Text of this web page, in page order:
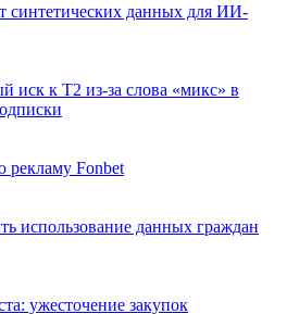
синтетических данных для ИИ-
иск к Т2 из-за слова «микс» в
Fonbet
использование данных граждан
ужесточение закупок